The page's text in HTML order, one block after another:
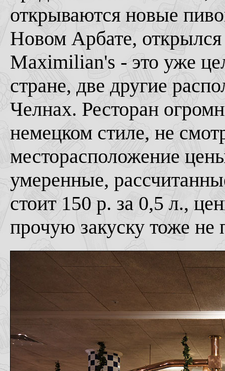
открываются новые
Новом Арбате,
Maximilian's - это уже
стране, две другие
Челнах. Ресторан
немецком стиле, не
месторасположение
умеренные,
стоит 150 р. за 0,5 л.,
прочую закуску тоже